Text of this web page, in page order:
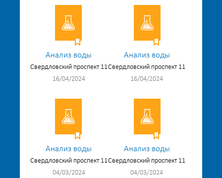
Анализ воды
Свердловский проспект 11
16/04/2024
Анализ воды
Свердловский проспект 11
16/04/2024
Анализ воды
Свердловский проспект 11
04/03/2024
Анализ воды
Свердловский проспект 11
04/03/2024